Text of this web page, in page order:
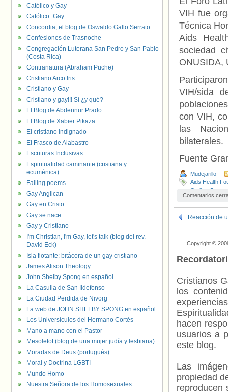
VIH fue
Técnica
Aids
sociedad
ONUSIDA,
VIH/sida
con VIH,
las
bilaterales.
Fuente
Mudejarillo
Aids Health
Caribe
Grupo
Loures,
Unicef,VIH/
Comentarios
Reacción de
Copyright ©
Cristianos
los
hacen
usuarios a
este blog.
Las
propiedad
reproducen
Católico y Gay
Católico+Gay
Concordia, el blog de Oswaldo Gallo Serrato
Confesiones de Trasnoche
Congregación Luterana San Pedro y San Pablo
(Costa Rica)
Contranatura (Abraham Puche)
Cristiano Arco Iris
Cristiano y Gay
Cristiano y gay!!! Sí ¿y qué?
El Blog de Abdennur Prado
El Blog de Xabier Pikaza
El cristiano indignado
El Frasco de Alabastro
Escrituras Inclusivas
Espiritualidad caminante (cristiana y
ecuménica)
Falling poems
Gay Anglican
Gay en Cristo
Gay se nace.
Gay y Cristiano
I'm Christian, I'm Gay, let's talk (blog del rev.
David Eck)
Isla flotante: bitácora de un gay cristiano
James Alison Theology
John Shelby Spong en español
La Casulla de San Ildefonso
La Ciudad Perdida de Nivorg
La web de JOHN SHELBY SPONG en español
Los Universículos del Hermano Cortés
Mano a mano con el Pastor
Mesoletot (blog de una mujer judía y lesbiana)
Moradas de Deus (portugués)
Moral y Doctrina LGBTI
Mundo Homo
Nuestra Señora de los Homosexuales